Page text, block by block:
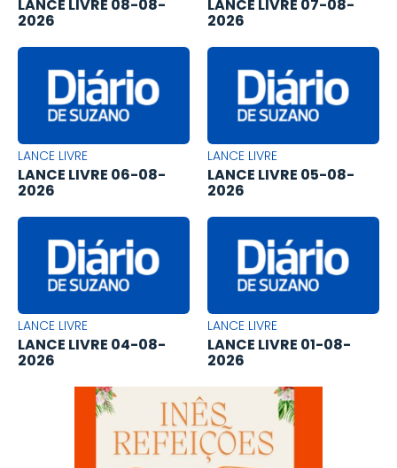
LANCE LIVRE 08-08-
2026
LANCE LIVRE 07-08-
2026
LANCE LIVRE
LANCE LIVRE 06-08-
2026
LANCE LIVRE
LANCE LIVRE 05-08-
2026
LANCE LIVRE
LANCE LIVRE 04-08-
2026
LANCE LIVRE
LANCE LIVRE 01-08-
2026